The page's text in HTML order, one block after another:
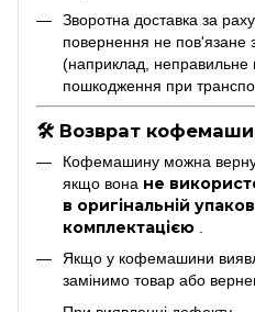
Зворотна доставка за
повернення не
(наприклад, неправильне
пошкодження при
🛠 Возврат
Кофемашину можна
якщо вона не
в оригінальній
комплектацією
Якщо у кофемашини
замінимо товар або